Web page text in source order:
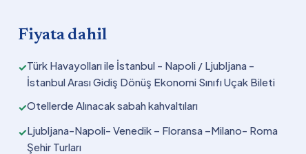
Fiyata dahil
✓Türk Havayolları ile İstanbul - Napoli / Ljubljana -
İstanbul Arası Gidiş Dönüş Ekonomi Sınıfı Uçak Bileti
✓Otellerde Alınacak sabah kahvaltıları
✓Ljubljana-Napoli- Venedik – Floransa –Milano- Roma
Şehir Turları